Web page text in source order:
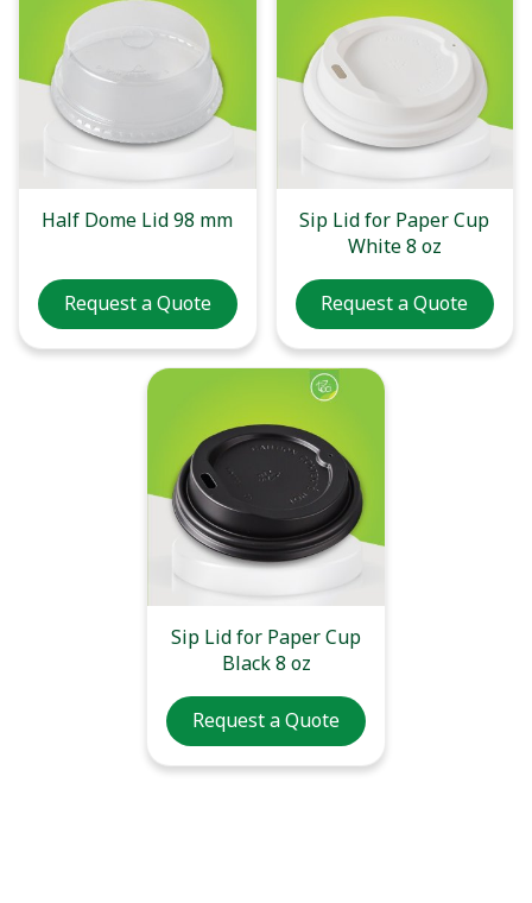
Half Dome Lid 98 mm
Request a Quote
Sip Lid for Paper Cup
White 8 oz
Request a Quote
Sip Lid for Paper Cup
Black 8 oz
Request a Quote